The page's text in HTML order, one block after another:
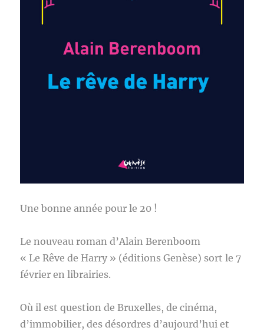
Une bonne année pour le 20 !
Le nouveau roman d’Alain Berenboom
« Le Rêve de Harry » (éditions Genèse) sort le 7
février en librairies.
Où il est question de Bruxelles, de cinéma,
d’immobilier, des désordres d’aujourd’hui et